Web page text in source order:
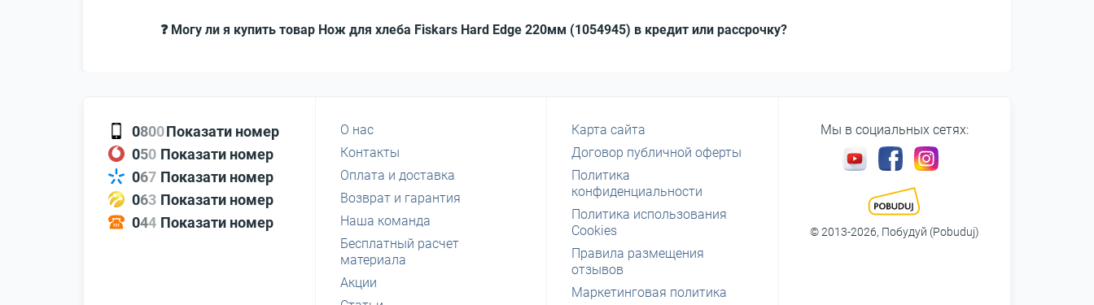
❓ Могу ли я купить товар Нож для хлеба Fiskars Hard Edge 220мм (1054945) в кредит или рассрочку?
0800Показати номер
050 Показати номер
067 Показати номер
063 Показати номер
044 Показати номер
О нас
Контакты
Оплата и доставка
Возврат и гарантия
Наша команда
Бесплатный расчет
материала
Акции
Карта сайта
Договор публичной оферты
Политика
конфиденциальности
Политика использования
Cookies
Правила размещения
отзывов
Маркетинговая политика
Мы в социальных сетях:
© 2013-2026, Побудуй (Pobuduj)